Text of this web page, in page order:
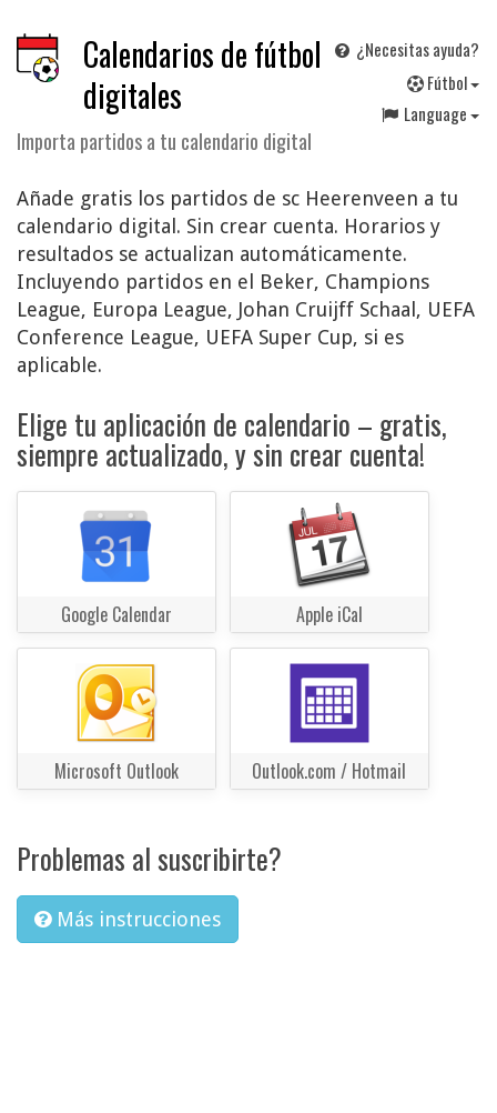
Calendarios de fútbol
digitales
Importa partidos a tu calendario digital
¿Necesitas ayuda?
Fútbol
Language
Añade gratis los partidos de sc Heerenveen a tu
calendario digital. Sin crear cuenta. Horarios y
resultados se actualizan automáticamente.
Incluyendo partidos en el Beker, Champions
League, Europa League, Johan Cruijff Schaal, UEFA
Conference League, UEFA Super Cup, si es
aplicable.
Elige tu aplicación de calendario – gratis,
siempre actualizado, y sin crear cuenta!
Google Calendar Apple iCal
Microsoft Outlook Outlook.com / Hotmail
Problemas al suscribirte?
Más instrucciones